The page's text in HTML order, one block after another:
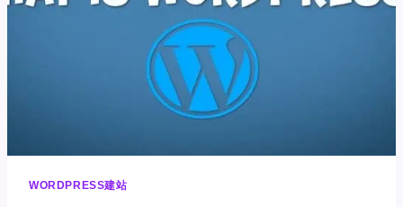
址
WORDPRESS建站